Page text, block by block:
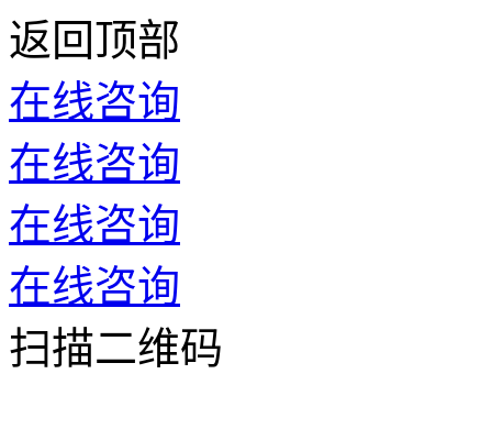
返回顶部
在线咨询
在线咨询
在线咨询
在线咨询
扫描二维码